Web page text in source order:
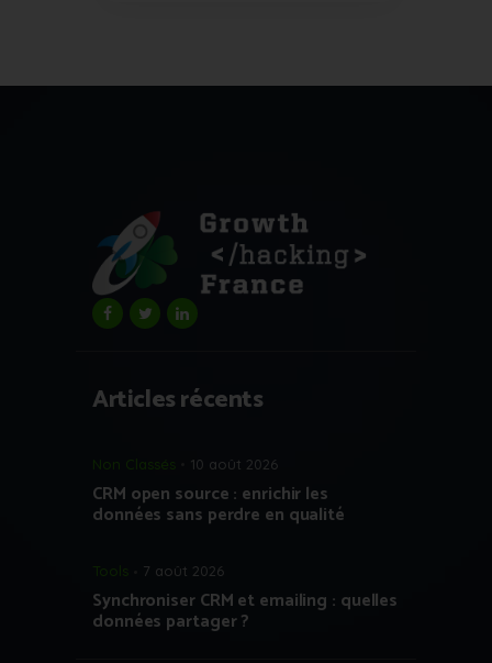
Articles récents
Non Classés 10 août 2026
CRM open source : enrichir les
données sans perdre en qualité
Tools 7 août 2026
Synchroniser CRM et emailing : quelles
données partager ?